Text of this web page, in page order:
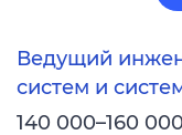
Ведущий
систем и
140 000–160